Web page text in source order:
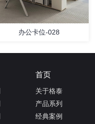
办公卡位-028
首页
关于格泰
产品系列
经典案例